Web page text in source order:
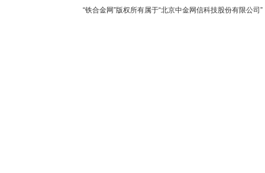
“铁合金网”版权所有属于“北京中金网信科技股份有限公司